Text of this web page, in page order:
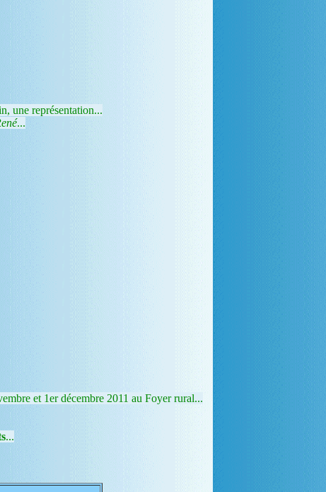
une représentation...
...
et 1er décembre 2011 au Foyer rural...
...